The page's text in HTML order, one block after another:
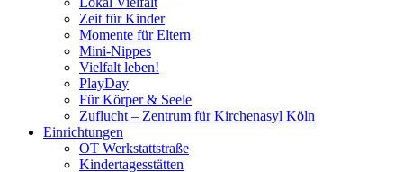
Zeit für Kinder
Momente für Eltern
Mini-Nippes
Vielfalt leben!
PlayDay
Für Körper & Seele
Zuflucht – Zentrum für Kirchenasyl Köln
Einrichtungen
OT Werkstattstraße
Kindertagesstätten